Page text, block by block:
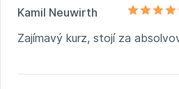
Kamil Neuwirth
Zajímavý kurz, stojí za